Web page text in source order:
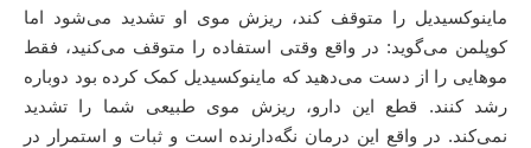
ماینوکسیدیل را متوقف کند، ریزش موی او تشدید می‌شود اما
کوپلمن می‌گوید: در واقع وقتی استفاده را متوقف می‌کنید، فقط
موهایی را از دست می‌دهید که ماینوکسیدیل کمک کرده بود دوباره
رشد کنند. قطع این دارو، ریزش موی طبیعی شما را تشدید
نمی‌کند. در واقع این درمان نگه‌دارنده است و ثبات و استمرار در